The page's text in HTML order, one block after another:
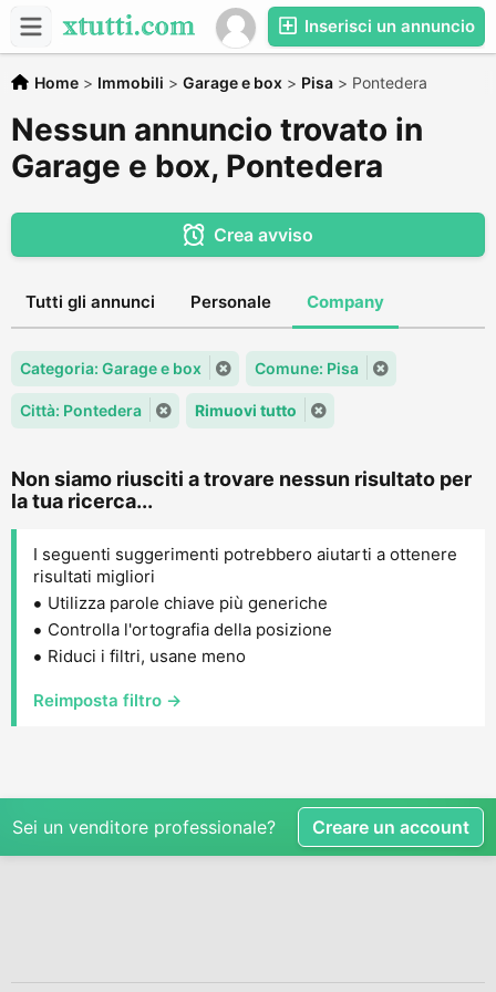
Inserisci un annuncio
Home > Immobili > Garage e box > Pisa > Pontedera
Nessun annuncio trovato in
Garage e box, Pontedera
Crea avviso
Tutti gli annunci Personale Company
Categoria: Garage e box Comune: Pisa
Città: Pontedera Rimuovi tutto
Non siamo riusciti a trovare nessun risultato per
la tua ricerca...
I seguenti suggerimenti potrebbero aiutarti a ottenere
risultati migliori
Utilizza parole chiave più generiche
Controlla l'ortografia della posizione
Riduci i filtri, usane meno
Reimposta filtro →
Sei un venditore professionale? Creare un account